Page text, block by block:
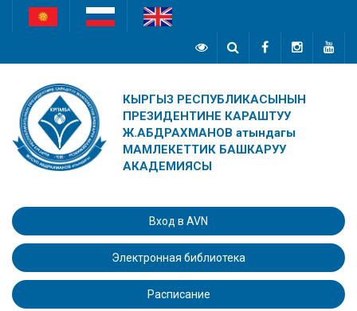
КЫРГЫЗ РЕСПУБЛИКАСЫНЫН
ПРЕЗИДЕНТИНЕ КАРАШТУУ
Ж.АБДРАХМАНОВ атындагы
МАМЛЕКЕТТИК БАШКАРУУ
АКАДЕМИЯСЫ
Вход в AVN
Электронная библиотека
Расписание